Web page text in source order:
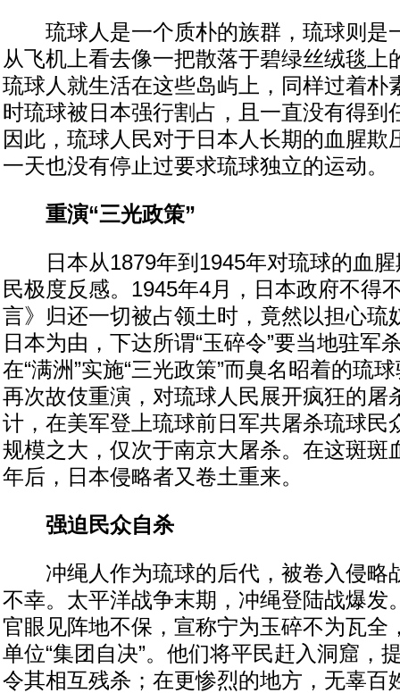
琉球人是一个质朴的族群，琉球则是
从飞机上看去像一把散落于碧绿丝绒毯上
琉球人就生活在这些岛屿上，同样过着朴
时琉球被日本强行割占，且一直没有得到
因此，琉球人民对于日本人长期的血腥欺
一天也没有停止过要求琉球独立的运动。
重演“三光政策”
日本从1879年到1945年对琉球的血腥
民极度反感。1945年4月，日本政府不得
言》归还一切被占领土时，竟然以担心琉
日本为由，下达所谓“玉碎令”要当地驻军
在“满洲”实施“三光政策”而臭名昭着的琉
再次故伎重演，对琉球人民展开疯狂的屠
计，在美军登上琉球前日军共屠杀琉球民
规模之大，仅次于南京大屠杀。在这斑斑
年后，日本侵略者又卷土重来。
强迫民众自杀
冲绳人作为琉球的后代，被卷入侵略
不幸。太平洋战争末期，冲绳登陆战爆发
官眼见阵地不保，宣称宁为玉碎不为瓦全
单位“集团自决”。他们将平民赶入洞窟，
令其相互残杀；在更惨烈的地方，无辜百